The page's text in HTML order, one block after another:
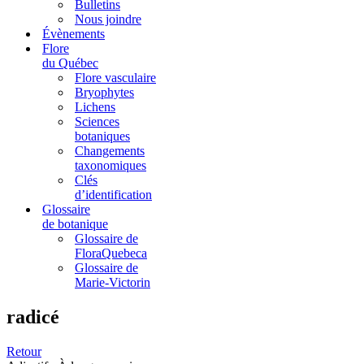
Bulletins
Nous joindre
Évènements
Flore
du Québec
Flore vasculaire
Bryophytes
Lichens
Sciences
botaniques
Changements
taxonomiques
Clés
d’identification
Glossaire
de botanique
Glossaire de
FloraQuebeca
Glossaire de
Marie-Victorin
radicé
Retour